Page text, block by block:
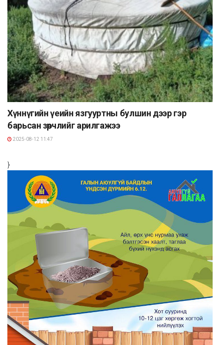
Хүннүгийн үеийн язгууртны булшин дээр гэр
барьсан зөрчлийг арилгажээ
2025-08-12 11:47
}